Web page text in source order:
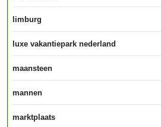
limburg
luxe vakantiepark nederland
maansteen
mannen
marktplaats